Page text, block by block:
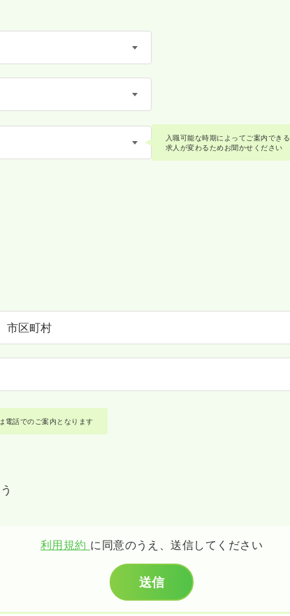
入職可能な時期によってご案内できる
求人が変わるためお聞かせください
電話でのご案内となります
利用規約 に同意のうえ、送信してください
送信